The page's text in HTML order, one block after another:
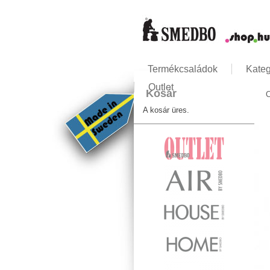
Termékcsaládok
Outlet
Kosár
A kosár üres.